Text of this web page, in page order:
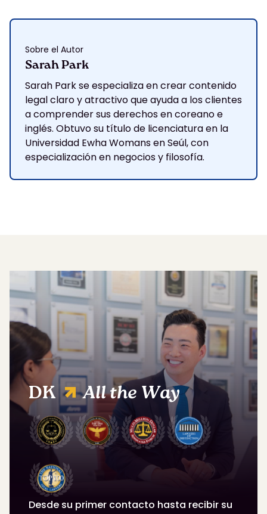
Sobre el Autor
Sarah Park
Sarah Park se especializa en crear contenido
legal claro y atractivo que ayuda a los clientes
a comprender sus derechos en coreano e
inglés. Obtuvo su título de licenciatura en la
Universidad Ewha Womans en Seúl, con
especialización en negocios y filosofía.
DK All the Way
Desde su primer contacto hasta recibir su